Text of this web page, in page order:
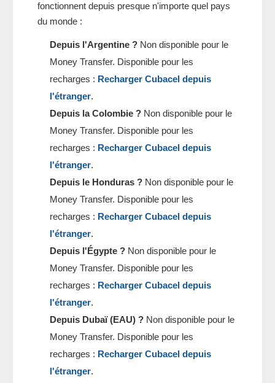
fonctionnent depuis presque n'importe quel pays
du monde :
Depuis l'Argentine ? Non disponible pour le
Money Transfer. Disponible pour les
recharges : Recharger Cubacel depuis
l'étranger.
Depuis la Colombie ? Non disponible pour le
Money Transfer. Disponible pour les
recharges : Recharger Cubacel depuis
l'étranger.
Depuis le Honduras ? Non disponible pour le
Money Transfer. Disponible pour les
recharges : Recharger Cubacel depuis
l'étranger.
Depuis l'Égypte ? Non disponible pour le
Money Transfer. Disponible pour les
recharges : Recharger Cubacel depuis
l'étranger.
Depuis Dubaï (EAU) ? Non disponible pour le
Money Transfer. Disponible pour les
recharges : Recharger Cubacel depuis
l'étranger.